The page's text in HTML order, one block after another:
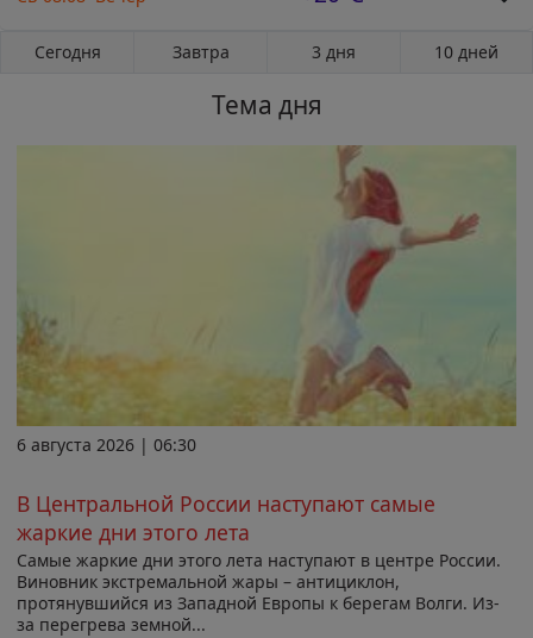
Сегодня Завтра 3 дня 10 дней
Тема дня
6 августа 2026 | 06:30
В Центральной России наступают самые
жаркие дни этого лета
Самые жаркие дни этого лета наступают в центре России.
Виновник экстремальной жары – антициклон,
протянувшийся из Западной Европы к берегам Волги. Из-
за перегрева земной...